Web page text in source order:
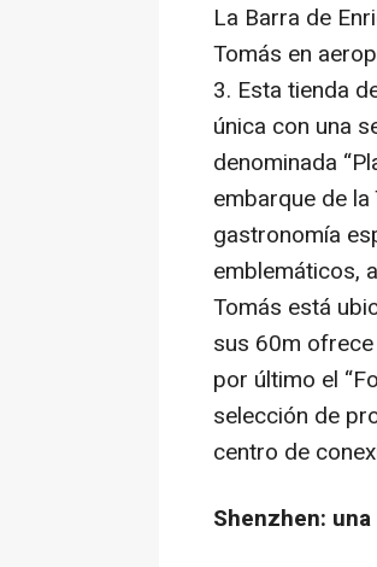
La Barra de
Tomás en
3. Esta tienda
única con una
denominada
embarque de
gastronomía
emblemáticos,
Tomás está
sus 60m
por último el
selección de
centro de
Shenzhen: